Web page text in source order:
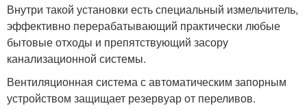
Внутри такой установки есть специальный измельчитель,
эффективно перерабатывающий практически любые
бытовые отходы и препятствующий засору
канализационной системы.
Вентиляционная система с автоматическим запорным
устройством защищает резервуар от переливов.